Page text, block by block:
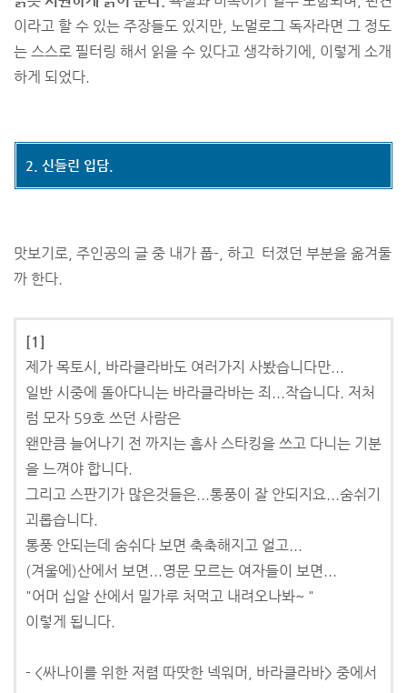
이라고 할 수 있는 주장들도 있지만, 노멀로그 독자라면 그 정도
는 스스로 필터링 해서 읽을 수 있다고 생각하기에, 이렇게 소개
하게 되었다.
2. 신들린 입담.
맛보기로, 주인공의 글 중 내가 풉-, 하고 터졌던 부분을 옮겨둘
까 한다.
[1]
제가 목토시, 바라클라바도 여러가지 사봤습니다만...
일반 시중에 돌아다니는 바라클라바는 죄...작습니다. 저처
럼 모자 59호 쓰던 사람은
왠만큼 늘어나기 전 까지는 흡사 스타킹을 쓰고 다니는 기분
을 느껴야 합니다.
그리고 스판기가 많은것들은...통풍이 잘 안되지요...숨쉬기
괴롭습니다.
통풍 안되는데 숨쉬다 보면 축축해지고 얼고...
(겨울에)산에서 보면...영문 모르는 여자들이 보면...
"어머 십알 산에서 밀가루 처먹고 내려오나봐~ "
이렇게 됩니다.
- <싸나이를 위한 저렴 따땃한 넥워머, 바라클라바> 중에서